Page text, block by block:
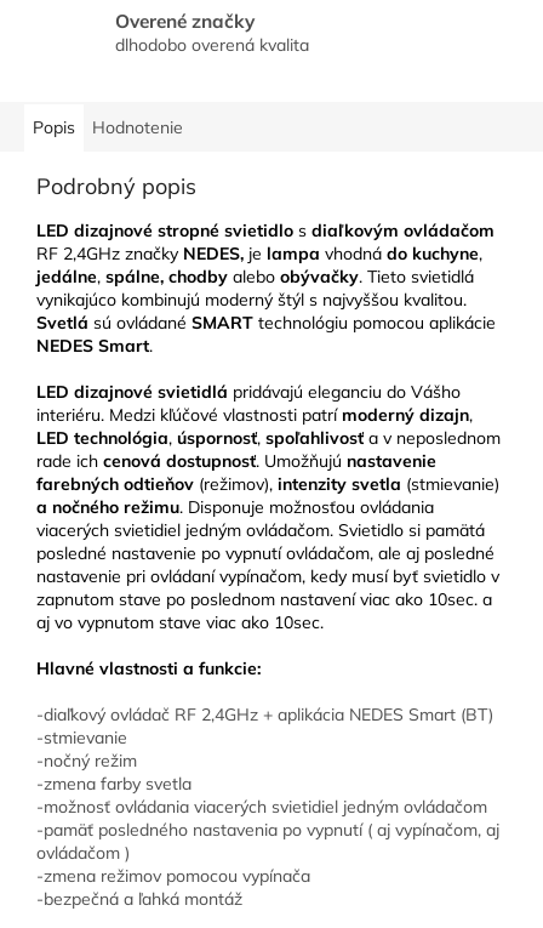
Overené značky
dlhodobo overená kvalita
Popis Hodnotenie
Podrobný popis
LED dizajnové stropné svietidlo s diaľkovým ovládačom
RF 2,4GHz značky NEDES, je lampa vhodná do kuchyne,
jedálne, spálne, chodby alebo obývačky. Tieto svietidlá
vynikajúco kombinujú moderný štýl s najvyššou kvalitou.
Svetlá sú ovládané SMART technológiu pomocou aplikácie
NEDES Smart.
LED dizajnové svietidlá pridávajú eleganciu do Vášho
interiéru. Medzi kľúčové vlastnosti patrímoderný dizajn,
LED technológia, úspornosť, spoľahlivosť a v neposlednom
rade ich cenová dostupnosť. Umožňujú nastavenie
farebných odtieňov (režimov), intenzity svetla (stmievanie)
a nočného režimu. Disponuje možnosťou ovládania
viacerých svietidiel jedným ovládačom. Svietidlo si pamätá
posledné nastavenie po vypnutí ovládačom, ale aj posledné
nastavenie pri ovládaní vypínačom, kedy musí byť svietidlo v
zapnutom stave po poslednom nastavení viac ako 10sec. a
aj vo vypnutom stave viac ako 10sec.
Hlavné vlastnosti a funkcie:
-diaľkový ovládač RF 2,4GHz + aplikácia NEDES Smart (BT)
-stmievanie
-nočný režim
-zmena farby svetla
-možnosť ovládania viacerých svietidiel jedným ovládačom
-pamäť posledného nastavenia po vypnutí ( aj vypínačom, aj
ovládačom )
-zmena režimov pomocou vypínača
-bezpečná a ľahká montáž